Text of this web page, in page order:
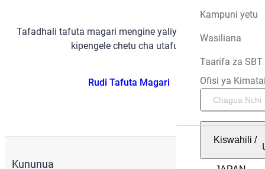
Kampuni yetu
Wasiliana
Taarifa za SBT
Ofisi ya
Kiswahili /
Tafadhali tafuta magari mengine yaliyopo kwa kutumia
kipengele chetu cha utafutaji.
Rudi Tafuta Magari
Kununua